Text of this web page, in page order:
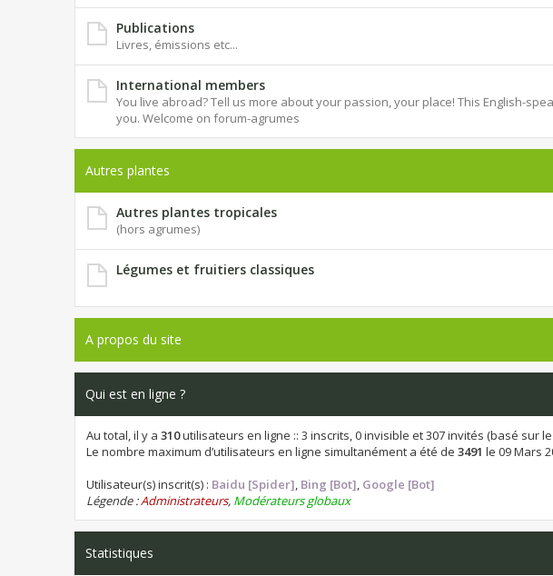
Publications
Livres, émissions etc...
International members
You live abroad? Tell us more about your passion, your place! This English-
you. Welcome on forum-agrumes
Autres plantes
Autres plantes tropicales
(hors agrumes)
Légumes et fruitiers classiques
A propos du site
Qui est en ligne ?
Au total, il y a 310utilisateurs en ligne :: 3 inscrits, 0 invisible et 307 invités (basé sur
Le nombre maximum d’utilisateurs en ligne simultanément a été de 3491 le 09 Mars
Utilisateur(s) inscrit(s) : Baidu [Spider], Bing [Bot], Google [Bot]
Légende :Administrateurs, Modérateurs globaux
Statistiques